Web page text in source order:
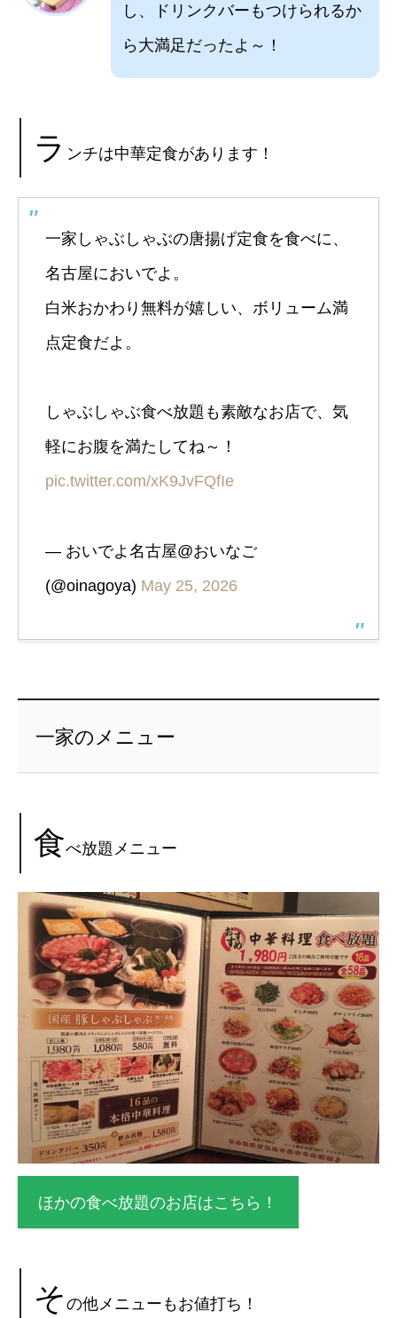
し、ドリンクバーもつけられるか
ら大満足だったよ～！
ラ ンチは中華定食があります！
一家しゃぶしゃぶの唐揚げ定食を食べに、
名古屋においでよ。
白米おかわり無料が嬉しい、ボリューム満
点定食だよ。
しゃぶしゃぶ食べ放題も素敵なお店で、気
軽にお腹を満たしてね～！
pic.twitter.com/xK9JvFQfIe
— おいでよ名古屋@おいなご
(@oinagoya) May 25, 2026
一家のメニュー
食べ放題メニュー
ほかの食べ放題のお店はこちら！
その他メニューもお値打ち！